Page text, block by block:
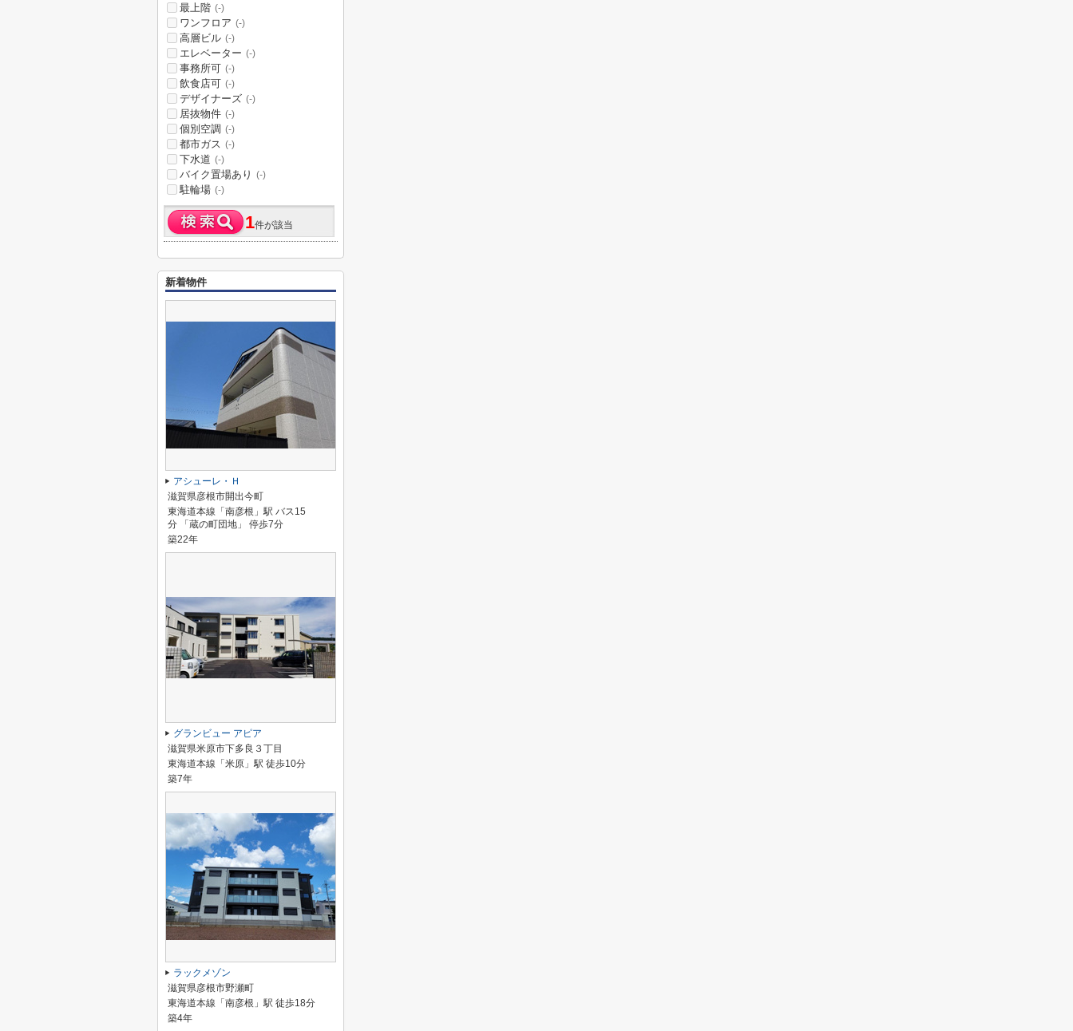
最上階 (-)
ワンフロア (-)
高層ビル (-)
エレベーター (-)
事務所可 (-)
飲食店可 (-)
デザイナーズ (-)
居抜物件 (-)
個別空調 (-)
都市ガス (-)
下水道 (-)
バイク置場あり (-)
駐輪場 (-)
1件が該当
新着物件
アシューレ・Ｈ
滋賀県彦根市開出今町
東海道本線「南彦根」駅 バス15
分 「蔵の町団地」 停歩7分
築22年
グランビュー アピア
滋賀県米原市下多良３丁目
東海道本線「米原」駅 徒歩10分
築7年
ラックメゾン
滋賀県彦根市野瀬町
東海道本線「南彦根」駅 徒歩18分
築4年